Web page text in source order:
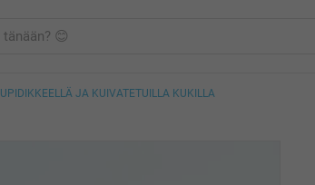
JA KUIVATETUILLA KUKILLA